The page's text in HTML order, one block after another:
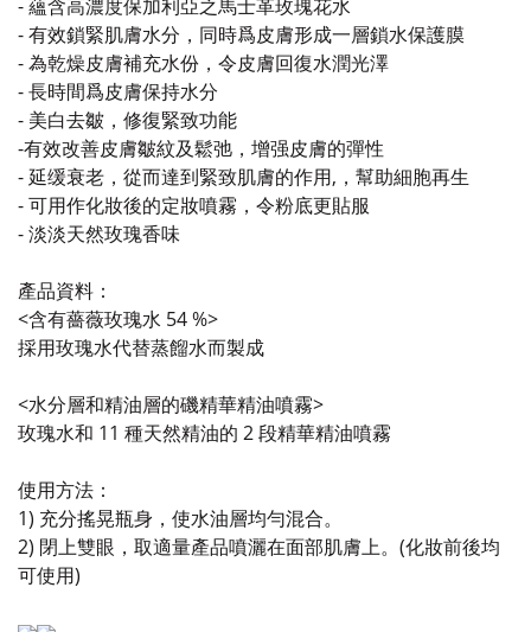
- 蘊含高濃度保加利亞之馬士革玫瑰花水
- 有效鎖緊肌膚水分，同時爲皮膚形成一層鎖水保護膜
- 為乾燥皮膚補充水份，令皮膚回復水潤光澤
- 長時間爲皮膚保持水分
- 美白去皺，修復緊致功能
-有效改善皮膚皺紋及鬆弛，增强皮膚的彈性
- 延缓衰老，從而達到緊致肌膚的作用,，幫助細胞再生
- 可用作化妝後的定妝噴霧，令粉底更貼服
- 淡淡天然玫瑰香味
產品資料：
<含有薔薇玫瑰水 54 %>
採用玫瑰水代替蒸餾水而製成
<水分層和精油層的磯精華精油噴霧>
玫瑰水和 11 種天然精油的 2 段精華精油噴霧
使用方法：
1) 充分搖晃瓶身，使水油層均勻混合。
2) 閉上雙眼，取適量產品噴灑在面部肌膚上。(化妝前後均
可使用)